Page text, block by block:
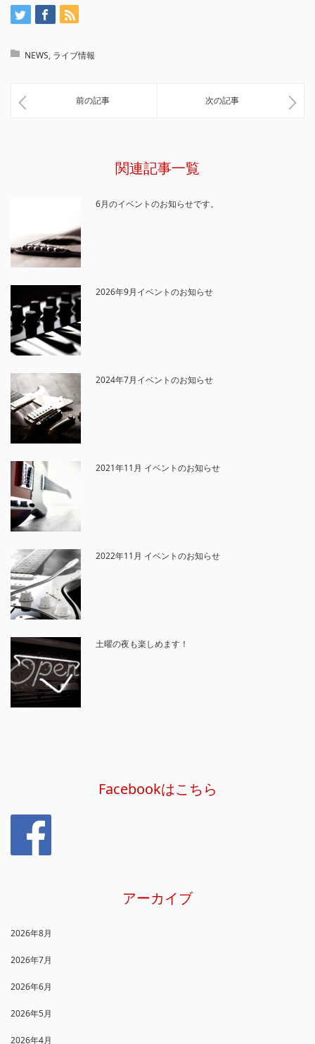
NEWS, ライブ情報
前の記事 次の記事
関連記事一覧
6月のイベントのお知らせです。
2026年9月イベントのお知らせ
2024年7月イベントのお知らせ
2021年11月 イベントのお知らせ
2022年11月 イベントのお知らせ
土曜の夜も楽しめます！
Facebookはこちら
アーカイブ
2026年8月
2026年7月
2026年6月
2026年5月
2026年4月